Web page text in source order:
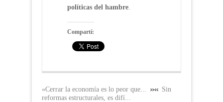
políticas del hambre.
Compartí:
«Cerrar la economía es lo peor que...
Sin
reformas estructurales, es difí...